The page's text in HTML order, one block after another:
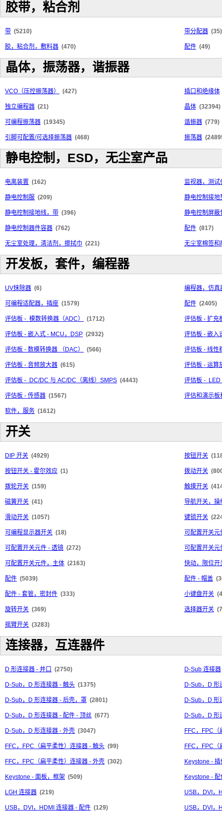
胶带，粘合剂
带 (5210) 带分配器 (35)
胶，粘合剂，敷料器 (470) 配件 (49)
晶体，振荡器，谐振器
VCO（压控振荡器） (427) 插口和绝缘体
独立编程器 (21) 晶体 (32394)
可编程振荡器 (19345) 谐振器 (779)
引脚可配置/可选择振荡器 (468) 振荡器
静电控制，ESD，无尘室产品
电离装置 (162) 监视器，测试
静电控制服 (209) 静电控制接地
静电控制接地线，带 (396) 静电控制屏蔽
静电控制器件容器 (762) 配件 (817)
无尘室处理，清洁剂，擦拭巾 (221) 无尘室棉签和
开发板，套件，编程器
UV抹除器 (6) 编程器，仿真
可编程适配器，插座 (1579) 配件 (2405)
评估板 - 模数转换器（ADC） (1712) 评估板 - 扩充
评估板 - 嵌入式 - MCU，DSP (2932) 评估板 - 嵌入
评估板 - 数模转换器 （DAC） (566) 评估板 - 线性
评估板 - 音频放大器 (615) 评估板 - 运算
评估板 - DC/DC 与 AC/DC（离线）SMPS (4443) 评估板 - LED
评估板 - 传感器 (1567) 评估和演示板
软件，服务 (1612)
开关
DIP 开关 (4929) 按钮开关
按钮开关 - 霍尔效应 (1) 拨动开关
拨轮开关 (159) 触摸开关
磁簧开关 (41) 导航开关，操
滑动开关 (1057) 键锁开关
可编程显示器开关 (18) 可配置开关元
可配置开关元件 - 透镜 (272) 可配置开关元
可配置开关元件，主体 (2163) 快动，限位开
配件 (5039) 配件 - 帽盖
配件 - 套管，密封件 (333) 小键盘开关
旋转开关 (369) 选择器开关
摇臂开关 (3283)
连接器，互连器件
D 形连接器 - 并口 (2750) D-Sub 连接器
D-Sub，D 形连接器 - 触头 (1375) D-Sub，D 形
D-Sub，D 形连接器 - 后壳，罩 (2801) D-Sub，D 形
D-Sub，D 形连接器 - 配件 - 顶丝 (677) D-Sub，D 形
D-Sub，D 形连接器 - 外壳 (3047) FFC，FPC（
FFC，FPC（扁平柔性）连接器 - 触头 (99) FFC，FPC（
FFC，FPC（扁平柔性）连接器 - 外壳 (302) Keystone - 插
Keystone - 面板，框架 (509) Keystone - 配
LGH 连接器 (219) USB，DVI，
USB，DVI，HDMI 连接器 - 配件 (129) USB，DVI，